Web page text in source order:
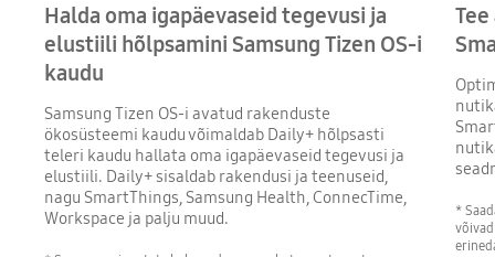
Halda oma igapäevaseid tegevusi ja
elustiili hõlpsamini Samsung Tizen OS-i
kaudu
Samsung Tizen OS-i avatud rakenduste
ökosüsteemi kaudu võimaldab Daily+ hõlpsasti
teleri kaudu hallata oma igapäevaseid tegevusi ja
elustiili. Daily+ sisaldab rakendusi ja teenuseid,
nagu SmartThings, Samsung Health, ConnecTime,
Workspace ja palju muud.
*